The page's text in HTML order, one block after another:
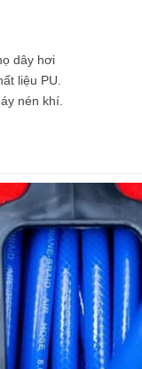
dây hơi
liệu PU.
nén khí.